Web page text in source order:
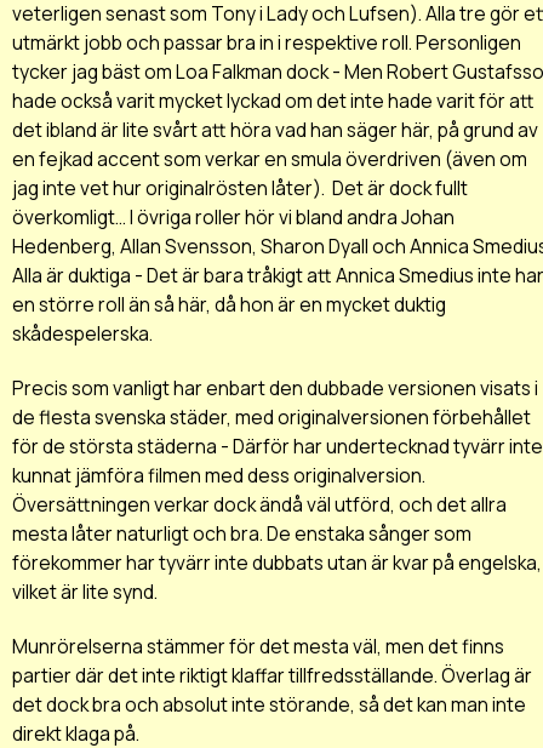
veterligen senast som Tony i Lady och Lufsen). Alla tre gör
utmärkt jobb och passar bra in i respektive roll. Personligen
tycker jag bäst om Loa Falkman dock - Men Robert
hade också varit mycket lyckad om det inte hade varit för att
det ibland är lite svårt att höra vad han säger här, på grund av
en fejkad accent som verkar en smula överdriven (även om
jag inte vet hur originalrösten låter). Det är dock fullt
överkomligt... I övriga roller hör vi bland andra Johan
Hedenberg, Allan Svensson, Sharon Dyall och Annica
Alla är duktiga - Det är bara tråkigt att Annica Smedius inte har
en större roll än så här, då hon är en mycket duktig
skådespelerska.
Precis som vanligt har enbart den dubbade versionen visats i
de flesta svenska städer, med originalversionen förbehållet
för de största städerna - Därför har undertecknad tyvärr inte
kunnat jämföra filmen med dess originalversion.
Översättningen verkar dock ändå väl utförd, och det allra
mesta låter naturligt och bra. De enstaka sånger som
förekommer har tyvärr inte dubbats utan är kvar på engelska,
vilket är lite synd.
Munrörelserna stämmer för det mesta väl, men det finns
partier där det inte riktigt klaffar tillfredsställande. Överlag är
det dock bra och absolut inte störande, så det kan man inte
direkt klaga på.